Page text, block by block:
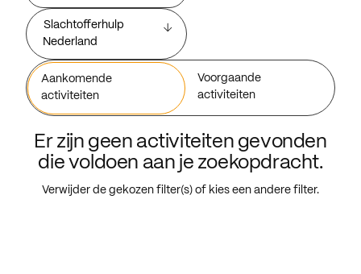
Slachtofferhulp
Nederland
Aankomende
activiteiten
Voorgaande
activiteiten
Er zijn geen activiteiten gevonden
die voldoen aan je zoekopdracht.
Verwijder de gekozen filter(s) of kies een andere filter.